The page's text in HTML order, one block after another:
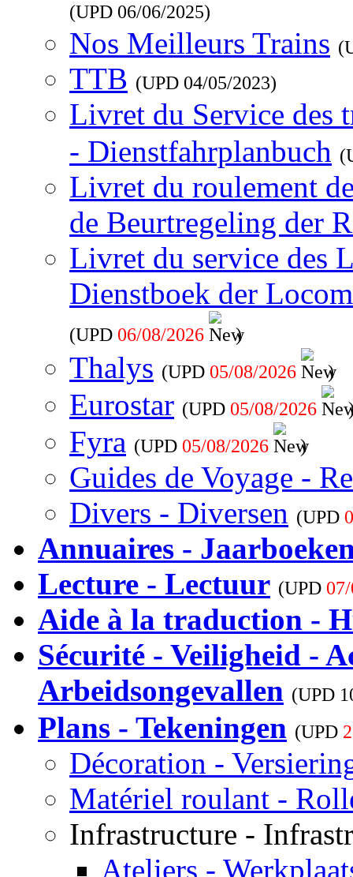
(UPD 06/06/2025)
Nos Meilleurs Trains
TTB (UPD 04/05/2023)
Livret du Service des
- Dienstfahrplanbuch
Livret du roulement
de Beurtregeling der
Livret du service des
Dienstboek der
(UPD 06/08/2026 )
Thalys (UPD 05/08/2026 )
Eurostar (UPD 05/08/2026
Fyra (UPD 05/08/2026 )
Guides de Voyage -
Divers - Diversen (UPD
Annuaires -
Lecture - Lectuur (UPD
Aide à la traduction -
Sécurité - Veiligheid -
Arbeidsongevallen (UPD
Plans - Tekeningen (UPD
Décoration -
Matériel roulant -
Infrastructure -
Ateliers -